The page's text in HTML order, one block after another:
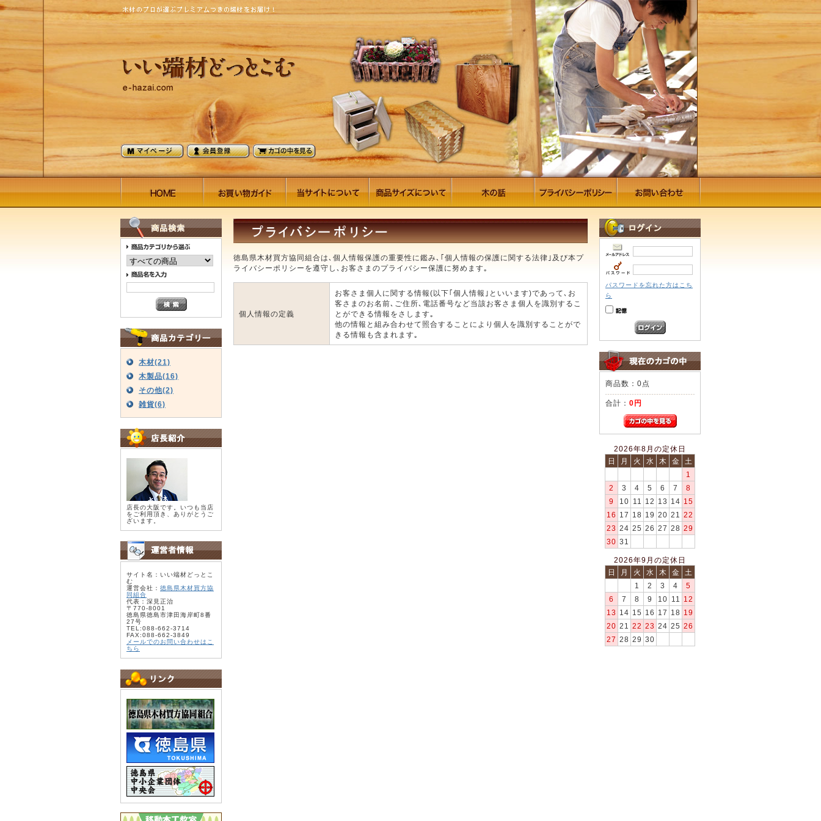
木材(21)
木製品(16)
その他(2)
雑貨(6)
店長の大阪です。いつも当店
をご利用頂き、ありがとうご
ざいます。
サイト名：いい端材どっとこ
む
運営会社： 徳島県木材買方協
同組合
代表：深見正治
〒770-8001
徳島県徳島市津田海岸町8番
27号
TEL:088-662-3714
FAX:088-662-3849
メールでのお問い合わせはこ
ちら
徳島県木材買方協同組合は､個人情報保護の重要性に鑑み､｢個人情報の保護に関する法律｣及び本プ
ライバシーポリシーを遵守し､お客さまのプライバシー保護に努めます｡
個人情報の定義
お客さま個人に関する情報(以下｢個人情報｣といいます)であって､お
客さまのお名前､ご住所､電話番号など当該お客さま個人を識別するこ
とができる情報をさします｡
他の情報と組み合わせて照合することにより個人を識別することがで
きる情報も含まれます｡
パスワードを忘れた方はこち
ら
商品数：0点
合計： 0円
2026年8月の定休日
日
月 火 水 木 金
土
1
2
3 4 5 6 7
8
9
10 11 12 13 14 15
16
17 18 19 20 21
22
23 24 25 26 27 28 29
30 31
2026年9月の定休日
日
月 火 水 木 金
土
1
2 3 4
5
6
7 8 9 10 11
12
13
14 15 16 17 18 19
20 21 22 23 24 25 26
27 28 29 30